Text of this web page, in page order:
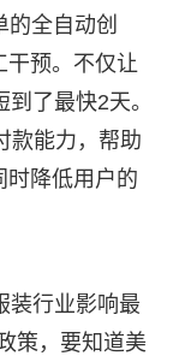
全自动创
干预。不仅让
了最快2天。
款能力，帮助
时降低用户的
装行业影响最
策，要知道美